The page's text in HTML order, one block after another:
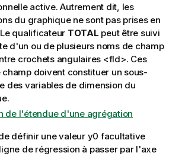
active. Autrement dit, les
du graphique ne sont pas prises en
qualificateur TOTAL peut être suivi
d'un ou de plusieurs noms de champ
crochets angulaires <fld>. Ces
champ doivent constituer un sous-
des variables de dimension du
de l'étendue d'une agrégation
définir une valeur y0 facultative
de régression à passer par l'axe